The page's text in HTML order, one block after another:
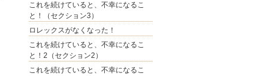
これを続けていると、不幸になるこ
と！（セクション3）
ロレックスがなくなった！
これを続けていると、不幸になるこ
と！2（セクション2）
これを続けていると、不幸になるこ